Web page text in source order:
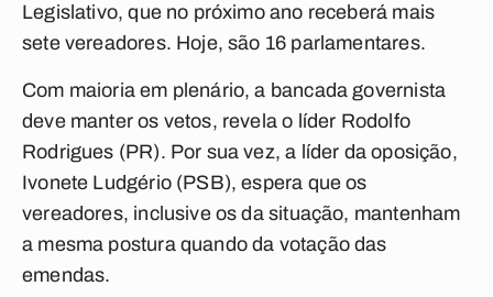
Legislativo, que no próximo ano receberá mais
sete vereadores. Hoje, são 16 parlamentares.
Com maioria em plenário, a bancada governista
deve manter os vetos, revela o líder Rodolfo
Rodrigues (PR). Por sua vez, a líder da oposição,
Ivonete Ludgério (PSB), espera que os
vereadores, inclusive os da situação, mantenham
a mesma postura quando da votação das
emendas.